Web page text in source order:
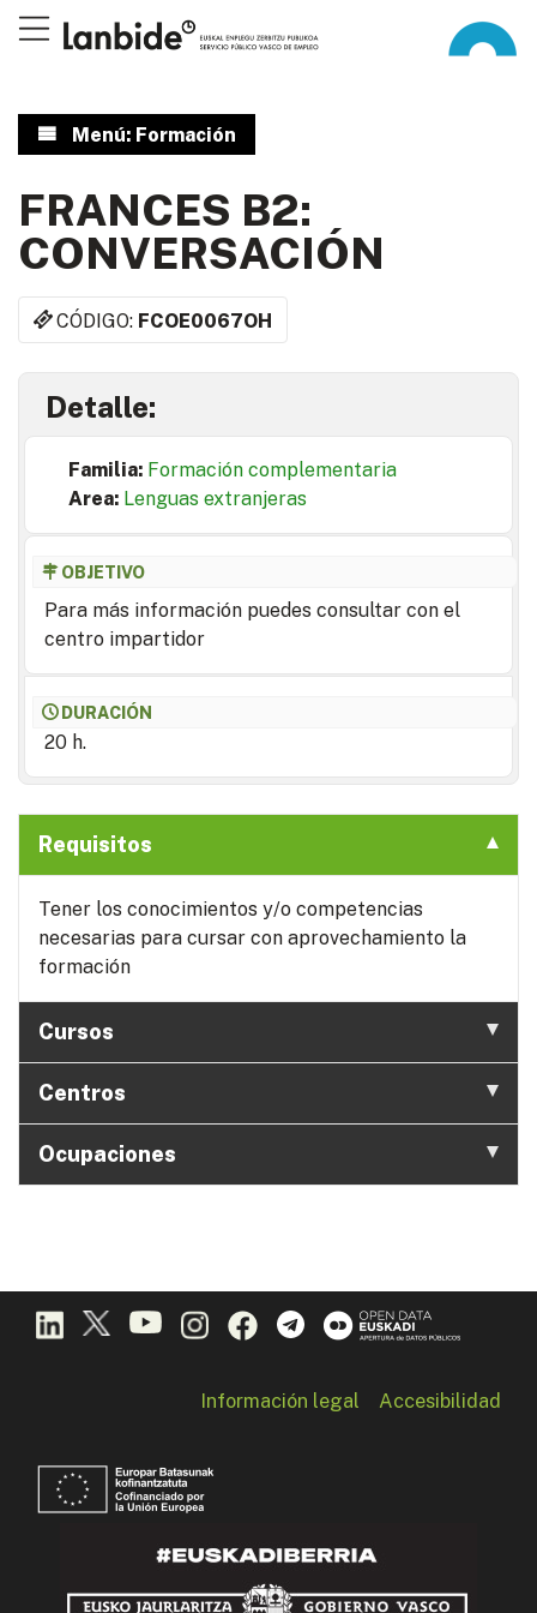
Menú: Formación
FRANCES B2:
CONVERSACIÓN
CÓDIGO: FCOE0067OH
Detalle:
Familia: Formación complementaria
Area: Lenguas extranjeras
OBJETIVO
Para más información puedes consultar con el
centro impartidor
DURACIÓN
20 h.
Requisitos
Tener los conocimientos y/o competencias
necesarias para cursar con aprovechamiento la
formación
Cursos
Centros
Ocupaciones
Información legal Accesibilidad